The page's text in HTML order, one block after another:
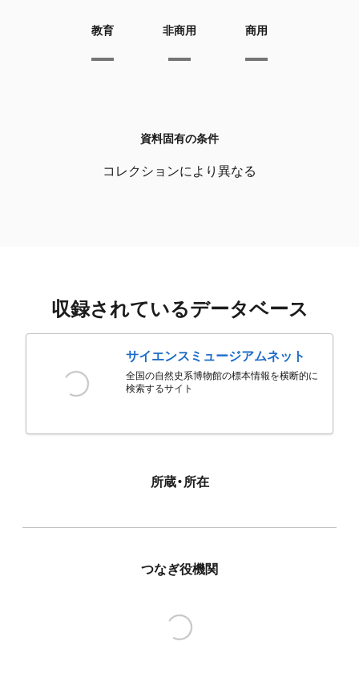
教育 非商用 商用
資料固有の条件
コレクションにより異なる
収録されているデータベース
サイエンスミュージアムネット
全国の自然史系博物館の標本情報を横断的に
検索するサイト
所蔵・所在
つなぎ役機関